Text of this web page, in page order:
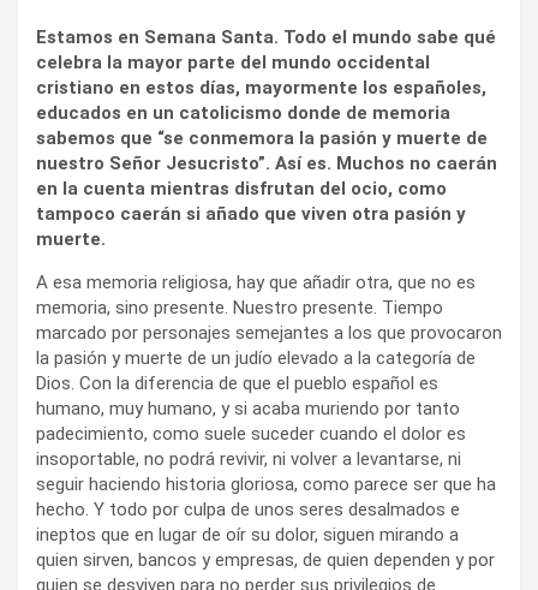
Estamos en Semana Santa. Todo el mundo sabe qué
celebra la mayor parte del mundo occidental
cristiano en estos días, mayormente los españoles,
educados en un catolicismo donde de memoria
sabemos que “se conmemora la pasión y muerte de
nuestro Señor Jesucristo”. Así es. Muchos no caerán
en la cuenta mientras disfrutan del ocio, como
tampoco caerán si añado que viven otra pasión y
muerte.
A esa memoria religiosa, hay que añadir otra, que no es
memoria, sino presente. Nuestro presente. Tiempo
marcado por personajes semejantes a los que provocaron
la pasión y muerte de un judío elevado a la categoría de
Dios. Con la diferencia de que el pueblo español es
humano, muy humano, y si acaba muriendo por tanto
padecimiento, como suele suceder cuando el dolor es
insoportable, no podrá revivir, ni volver a levantarse, ni
seguir haciendo historia gloriosa, como parece ser que ha
hecho. Y todo por culpa de unos seres desalmados e
ineptos que en lugar de oír su dolor, siguen mirando a
quien sirven, bancos y empresas, de quien dependen y por
quien se desviven para no perder sus privilegios de